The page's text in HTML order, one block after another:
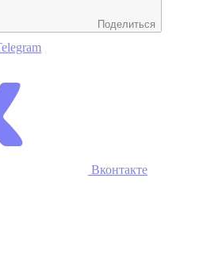
Поделиться
Вконтакте